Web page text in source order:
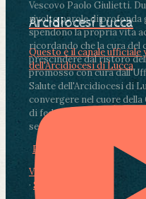
Vescovo Paolo Giulietti.
rivolto parole di profonda
spendono la propria vita
ricordando che la cura del
prescindere dal ristoro
promosso con cura
Salute dell'Arcidiocesi di
convergere nel cuore
di fedeli, operatori
segnate dalla malattia.
Photo
View on Facebook
· Share
Arcidiocesi Lucca
Questo è il canale ufficiale
dell'Arcidiocesi di Lucca